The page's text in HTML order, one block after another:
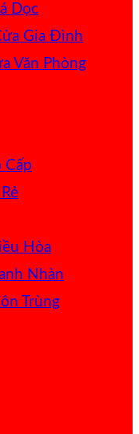
Dọc
Gia Đình
Văn Phòng
Cấp
Hòa
Nhàn
Trùng